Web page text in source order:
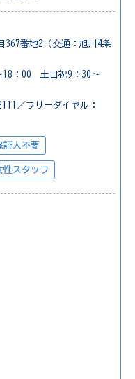
番地2（交通：旭川4条
18：00 土日祝9：30～
／フリーダイヤル：
証人不要
性スタッフ